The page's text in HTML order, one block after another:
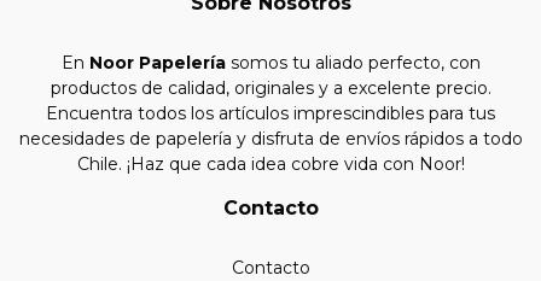
En Noor Papeleríasomos tu aliado perfecto, con
productos de calidad, originales y a excelente precio.
Encuentra todos los artículos imprescindibles para tus
necesidades de papelería y disfruta de envíos rápidos a todo
Chile. ¡Haz que cada idea cobre vida con Noor!
Contacto
Contacto